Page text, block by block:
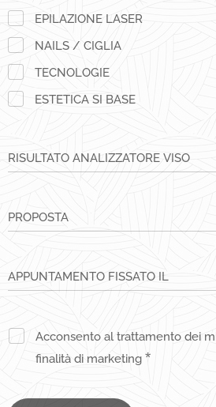
EPILAZIONE LASER
NAILS / CIGLIA
TECNOLOGIE
ESTETICA SI BASE
RISULTATO ANALIZZATORE VISO
PROPOSTA
APPUNTAMENTO FISSATO IL
Acconsento al trattamento dei
finalità di marketing